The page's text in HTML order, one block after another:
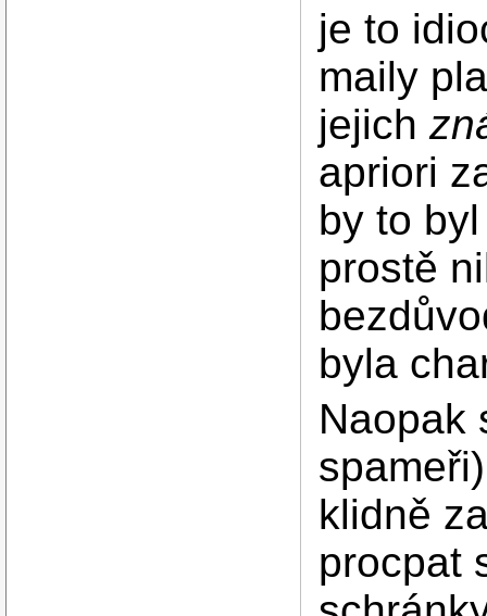
je to
maily
jejich
apriori
by to
prostě
byla
Naopak
klidně
procpat